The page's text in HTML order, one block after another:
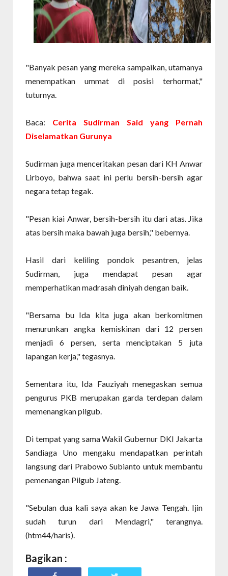
"Banyak pesan yang mereka sampaikan, utamanya
menempatkan ummat di posisi terhormat,"
tuturnya.
Baca: Cerita Sudirman Said yang Pernah
Diselamatkan Gurunya
Sudirman juga menceritakan pesan dari KH Anwar
Lirboyo, bahwa saat ini perlu bersih-bersih agar
negara tetap tegak.
"Pesan kiai Anwar, bersih-bersih itu dari atas. Jika
atas bersih maka bawah juga bersih," bebernya.
Hasil dari keliling pondok pesantren, jelas
Sudirman, juga mendapat pesan agar
memperhatikan madrasah diniyah dengan baik.
"Bersama bu Ida kita juga akan berkomitmen
menurunkan angka kemiskinan dari 12 persen
menjadi 6 persen, serta menciptakan 5 juta
lapangan kerja," tegasnya.
Sementara itu, Ida Fauziyah menegaskan semua
pengurus PKB merupakan garda terdepan dalam
memenangkan pilgub.
Di tempat yang sama Wakil Gubernur DKI Jakarta
Sandiaga Uno mengaku mendapatkan perintah
langsung dari Prabowo Subianto untuk membantu
pemenangan Pilgub Jateng.
"Sebulan dua kali saya akan ke Jawa Tengah. Ijin
sudah turun dari Mendagri," terangnya.
(htm44/haris).
Bagikan :